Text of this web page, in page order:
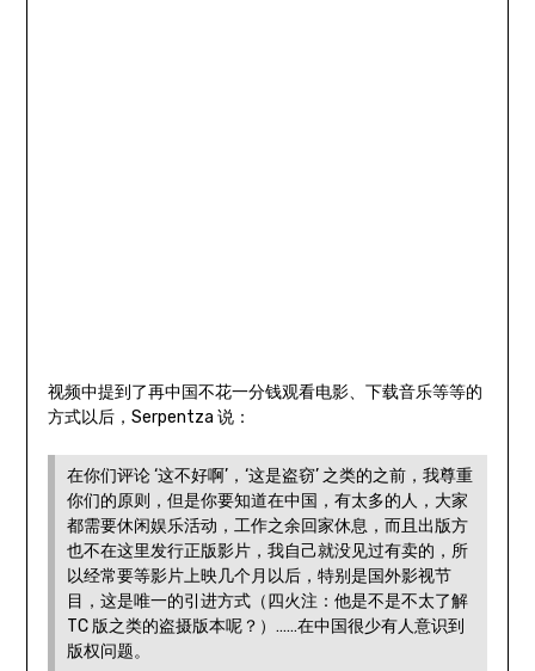
视频中提到了再中国不花一分钱观看电影、下载音乐等等的
方式以后，Serpentza 说：
在你们评论 ‘这不好啊’，‘这是盗窃’ 之类的之前，我尊重
你们的原则，但是你要知道在中国，有太多的人，大家
都需要休闲娱乐活动，工作之余回家休息，而且出版方
也不在这里发行正版影片，我自己就没见过有卖的，所
以经常要等影片上映几个月以后，特别是国外影视节
目，这是唯一的引进方式（四火注：他是不是不太了解
TC 版之类的盗摄版本呢？）……在中国很少有人意识到
版权问题。